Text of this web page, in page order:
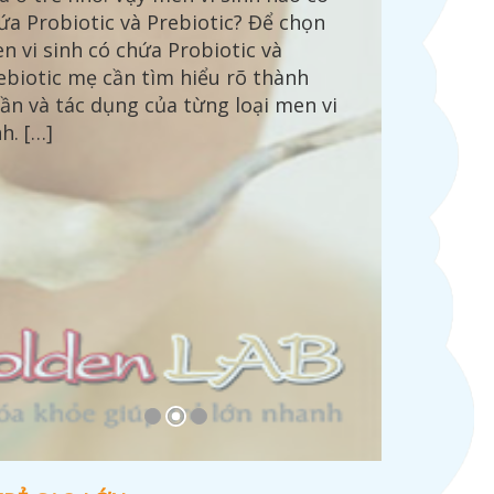
Probiotic và Prebiotic? Để chọn
vi sinh có chứa Probiotic và
mẹ cần tìm hiểu rõ thành
và tác dụng của từng loại men vi
[…]
bón tôi cho rằng do chế độ ăn
ko hợp lý và do uốn sữa quá
tôi đã giảm bớt lượng sữa trong
và cho ăn nhiều rau xanh hơn thì
tình trạng của […]